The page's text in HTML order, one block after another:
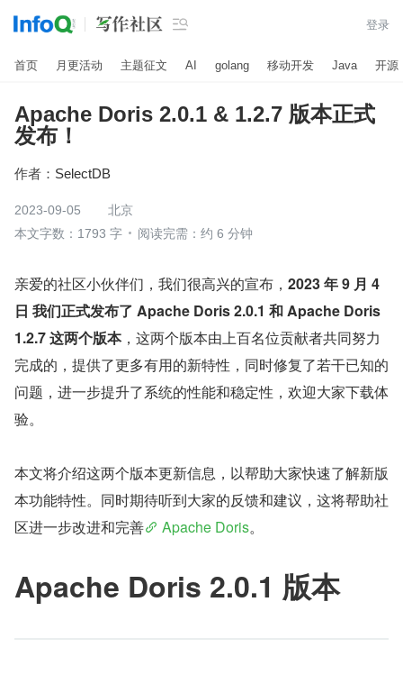
 登录
首页 月更活动 主题征文 AI golang 移动开发 Java 开源
Apache Doris 2.0.1 & 1.2.7 版本正式
发布！
作者： SelectDB
2023-09-05
北京
本文字数：1793 字
阅读完需：约 6 分钟
亲爱的社区小伙伴们，我们很高兴的宣布， 2023 年 9 月 4
日 我们正式发布了 Apache Doris 2.0.1 和 Apache Doris
1.2.7 这两个版本，这两个版本由上百名位贡献者共同努力
完成的，提供了更多有用的新特性，同时修复了若干已知的
问题，进一步提升了系统的性能和稳定性，欢迎大家下载体
验。
本文将介绍这两个版本更新信息，以帮助大家快速了解新版
本功能特性。同时期待听到大家的反馈和建议，这将帮助社
区进一步改进和完善
Apache Doris。
Apache Doris 2.0.1 版本